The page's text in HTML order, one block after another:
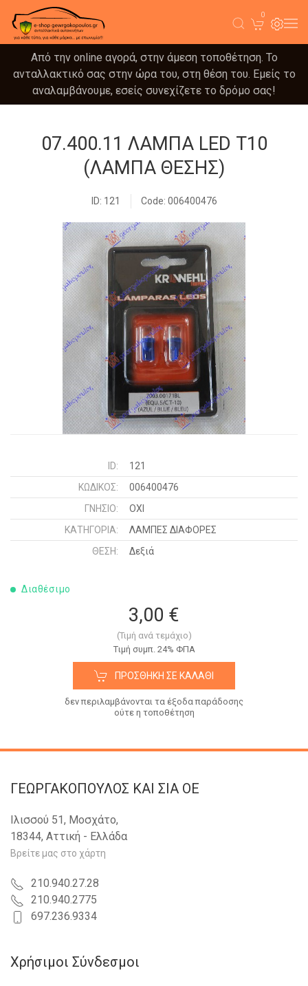
0
Από την online αγορά, στην άμεση τοποθέτηση. Το
ανταλλακτικό σας στην ώρα του, στη θέση του. Εμείς το
αναλαμβάνουμε, εσείς συνεχίζετε το δρόμο σας!
07.400.11 ΛΑΜΠΑ LED Τ10
(ΛΑΜΠΑ ΘΕΣΗΣ)
ID: 121 Code: 006400476
ID:
121
ΚΩΔΙΚΌΣ:
006400476
ΓΝΉΣΙΟ:
ΟΧΙ
ΚΑΤΗΓΟΡΊΑ:
ΛΑΜΠΕΣ ΔΙΑΦΟΡΕΣ
ΘΈΣΗ:
Δεξιά
Διαθέσιμο
3,00 €
(Τιμή ανά τεμάχιο)
Tιμή συμπ. 24% ΦΠΑ
ΠΡΟΣΘΉΚΗ ΣΕ ΚΑΛΆΘΙ
δεν περιλαμβάνονται τα έξοδα παράδοσης
ούτε η τοποθέτηση
ΓΕΩΡΓΑΚΟΠΟΥΛΟΣ KAI ΣΙΑ OE
Ιλισσού 51, Μοσχάτο,
18344, Αττική - Ελλάδα
Βρείτε μας στο χάρτη
210.940.27.28
210.940.2775
697.236.9334
Χρήσιμοι Σύνδεσμοι